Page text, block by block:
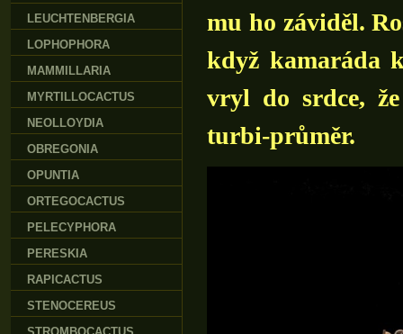
mu ho záviděl.
když kamaráda
vryl do srdce,
turbi-průměr.
LEUCHTENBERGIA
LOPHOPHORA
MAMMILLARIA
MYRTILLOCACTUS
NEOLLOYDIA
OBREGONIA
OPUNTIA
ORTEGOCACTUS
PELECYPHORA
PERESKIA
RAPICACTUS
STENOCEREUS